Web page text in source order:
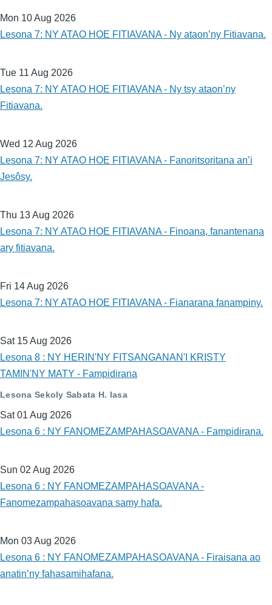
Mon 10 Aug 2026
Lesona 7: NY ATAO HOE FITIAVANA - Ny ataon’ny Fitiavana.
Tue 11 Aug 2026
Lesona 7: NY ATAO HOE FITIAVANA - Ny tsy ataon’ny
Fitiavana.
Wed 12 Aug 2026
Lesona 7: NY ATAO HOE FITIAVANA - Fanoritsoritana an’i
Jesôsy.
Thu 13 Aug 2026
Lesona 7: NY ATAO HOE FITIAVANA - Finoana, fanantenana
ary fitiavana.
Fri 14 Aug 2026
Lesona 7: NY ATAO HOE FITIAVANA - Fianarana fanampiny.
Sat 15 Aug 2026
Lesona 8 : NY HERIN'NY FITSANGANAN'I KRISTY
TAMIN'NY MATY - Fampidirana
Lesona Sekoly Sabata H. lasa
Sat 01 Aug 2026
Lesona 6 : NY FANOMEZAMPAHASOAVANA - Fampidirana.
Sun 02 Aug 2026
Lesona 6 : NY FANOMEZAMPAHASOAVANA -
Fanomezampahasoavana samy hafa.
Mon 03 Aug 2026
Lesona 6 : NY FANOMEZAMPAHASOAVANA - Firaisana ao
anatin’ny fahasamihafana.